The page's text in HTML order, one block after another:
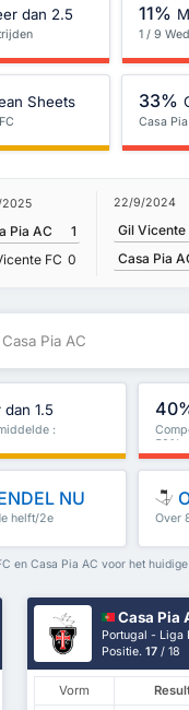
dan 2.5 11%
1 / 9
Sheets 33%
Casa Pia
Pia AC
1
FC 0
22/9/2024
Gil Vicente
Casa Pia
Pia AC
dan 1.5
:
50%
NU
helft/2e
Over
en Casa Pia AC voor het
Casa Pia
Portugal - Liga
Positie.17 / 18
Vorm